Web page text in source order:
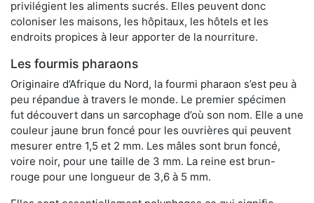
privilégient les aliments sucrés. Elles peuvent donc
coloniser les maisons, les hôpitaux, les hôtels et les
endroits propices à leur apporter de la nourriture.
Les fourmis pharaons
Originaire d’Afrique du Nord, la fourmi pharaon s’est peu à
peu répandue à travers le monde. Le premier spécimen
fut découvert dans un sarcophage d’où son nom. Elle a une
couleur jaune brun foncé pour les ouvrières qui peuvent
mesurer entre 1,5 et 2 mm. Les mâles sont brun foncé,
voire noir, pour une taille de 3 mm. La reine est brun-
rouge pour une longueur de 3,6 à 5 mm.